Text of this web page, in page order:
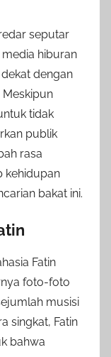
seputar
media hiburan
dengan
tidak
publik
rasa
kehidupan
bakat ini.
Fatin
foto-foto
musisi
singkat, Fatin
bahwa